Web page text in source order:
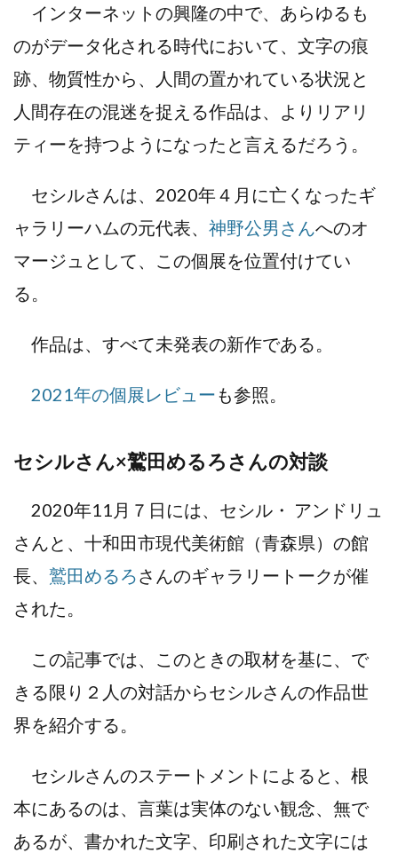
インターネットの興隆の中で、あらゆるも
のがデータ化される時代において、文字の痕
跡、物質性から、人間の置かれている状況と
人間存在の混迷を捉える作品は、よりリアリ
ティーを持つようになったと言えるだろう。
セシルさんは、2020年４月に亡くなったギ
ャラリーハムの元代表、 神野公男さんへのオ
マージュとして、この個展を位置付けてい
る。
作品は、すべて未発表の新作である。
2021年の個展レビューも参照。
セシルさん×鷲田めるろさんの対談
2020年11月７日には、セシル・ アンドリュ
さんと、十和田市現代美術館（青森県）の館
長、 鷲田めるろさんのギャラリートークが催
された。
この記事では、このときの取材を基に、で
きる限り２人の対話からセシルさんの作品世
界を紹介する。
セシルさんのステートメントによると、根
本にあるのは、言葉は実体のない観念、無で
あるが、書かれた文字、印刷された文字には